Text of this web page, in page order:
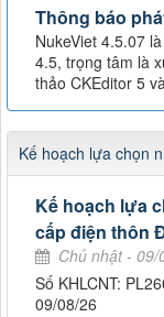
Thông báo
NukeViet 4.5.07
4.5, trọng tâm là
thảo CKEditor 5
Kế hoạch lựa chọn
Kế hoạch lựa
cấp điện thôn
Chủ nhật -
Số KHLCNT:
09/08/26